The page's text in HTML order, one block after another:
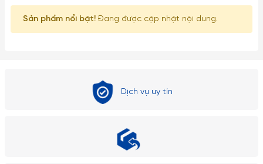
Sản phẩm nổi bật! Đang được cập nhật nội dung.
Dịch vụ uy tín